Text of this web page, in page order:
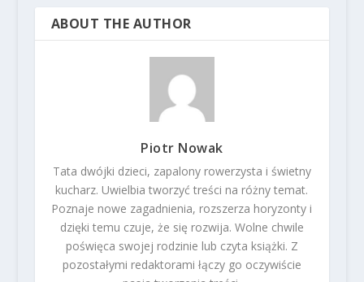
ABOUT THE AUTHOR
Piotr Nowak
Tata dwójki dzieci, zapalony rowerzysta i świetny
kucharz. Uwielbia tworzyć treści na różny temat.
Poznaje nowe zagadnienia, rozszerza horyzonty i
dzięki temu czuje, że się rozwija. Wolne chwile
poświęca swojej rodzinie lub czyta książki. Z
pozostałymi redaktorami łączy go oczywiście